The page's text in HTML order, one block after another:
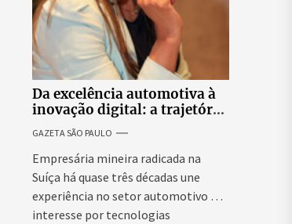
Da excelência automotiva à
inovação digital: a trajetória
internacional da empresária
Adriene Silva
GAZETA SÃO PAULO
Empresária mineira radicada na
Suíça há quase três décadas une
experiência no setor automotivo e
interesse por tecnologias